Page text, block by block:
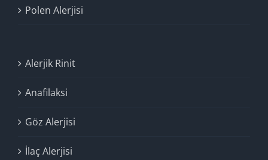
Polen Alerjisi
Alerjik Rinit
Anafilaksi
Göz Alerjisi
İlaç Alerjisi